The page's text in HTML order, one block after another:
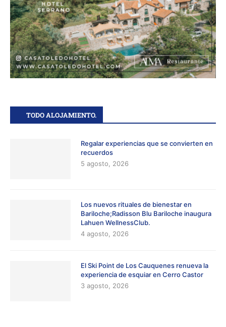
TODO ALOJAMIENTO.
Regalar experiencias que se convierten en
recuerdos
5 agosto, 2026
Los nuevos rituales de bienestar en
Bariloche;Radisson Blu Bariloche inaugura
Lahuen WellnessClub.
4 agosto, 2026
El Ski Point de Los Cauquenes renueva la
experiencia de esquiar en Cerro Castor
3 agosto, 2026